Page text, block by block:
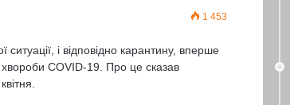
1 453
і відповідно карантину, вперше
хвороби COVID-19. Про це сказав